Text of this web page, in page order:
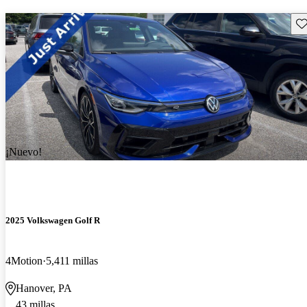
¡Nuevo!
2025 Volkswagen Golf R
4Motion 5,411 millas
Hanover, PA